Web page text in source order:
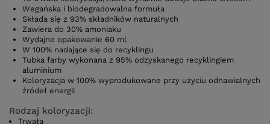
Wegańska i biodegradowalna formuła
Składa się z 93% składników naturalnych
Zawiera do 30% amoniaku
Wydajne opakowanie 60 ml
W 100% nadające się do recyklingu
Tubka farby wykonana z 95% odzyskanego recyklingiem
aluminium
Koloryzacja w 100% wyprodukowane przy użyciu odnawialnych
źródeł energii
Rodzaj koloryzacji:
Trwała